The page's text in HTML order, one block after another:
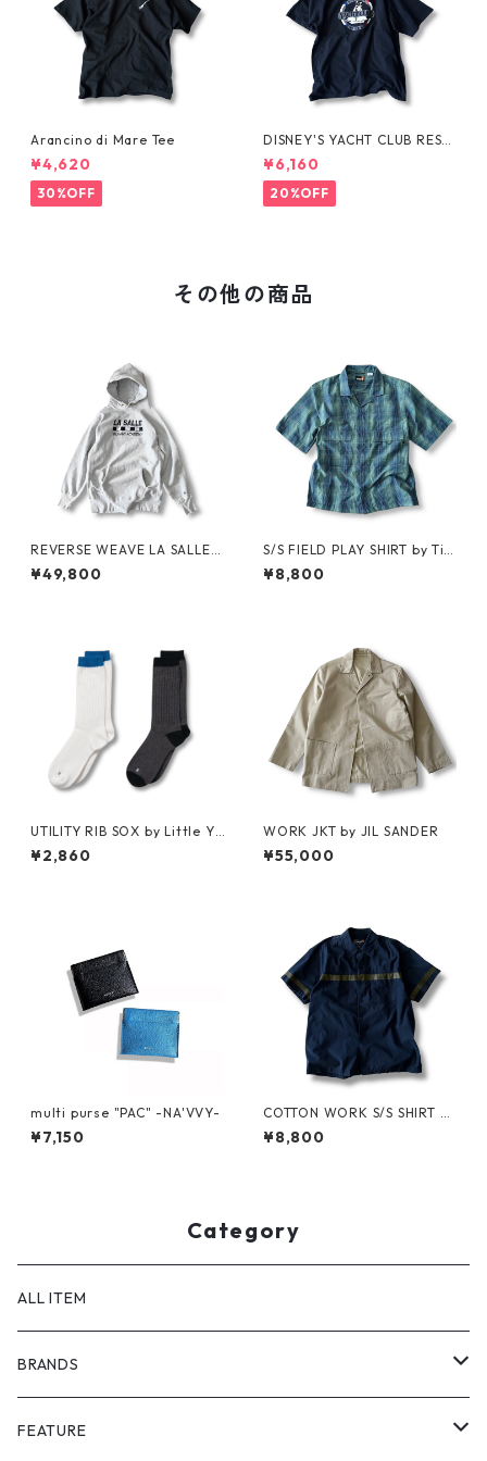
Arancino di Mare Tee
¥4,620
30%OFF
DISNEY'S YACHT CLUB RESO
RT Tee
¥6,160
20%OFF
その他の商品
REVERSE WEAVE LA SALLE
MILITARY ACADEMY by CHA
MPION
¥49,800
S/S FIELD PLAY SHIRT by Ti
mberland
¥8,800
UTILITY RIB SOX by Little Ya
rmouth
¥2,860
WORK JKT by JIL SANDER
¥55,000
multi purse "PAC" -NA'VVY-
¥7,150
COTTON WORK S/S SHIRT by
stussy
¥8,800
Category
ALL ITEM
BRANDS
GHOST ALMOSTBLACK
FEATURE